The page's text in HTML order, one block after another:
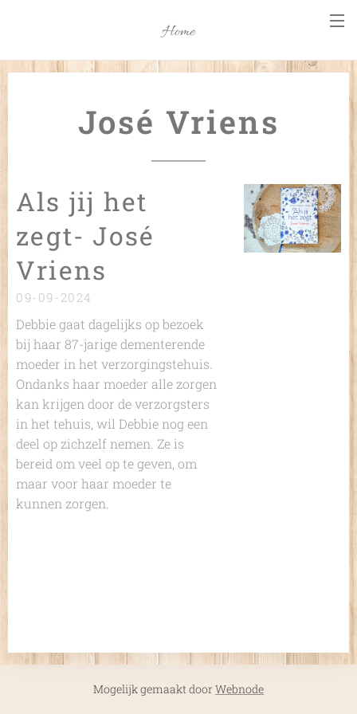
Home
José Vriens
Als jij het
zegt- José
Vriens
09-09-2024
Debbie gaat dagelijks op bezoek
bij haar 87-jarige dementerende
moeder in het verzorgingstehuis.
Ondanks haar moeder alle zorgen
kan krijgen door de verzorgsters
in het tehuis, wil Debbie nog een
deel op zichzelf nemen. Ze is
bereid om veel op te geven, om
maar voor haar moeder te
kunnen zorgen.
Mogelijk gemaakt doorWebnode